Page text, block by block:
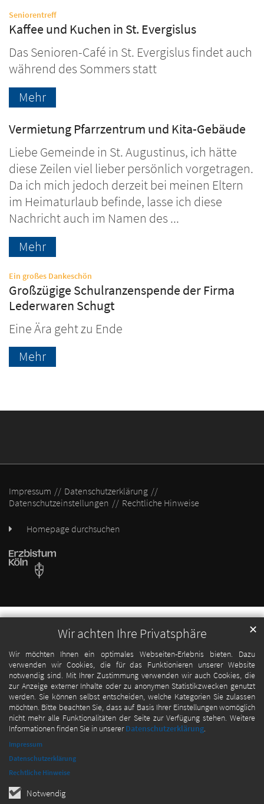
Wir achten Ihre Privatsphäre
Wir möchten Ihnen ein optimales Webseiten-Erlebnis bieten. Dazu
verwenden wir Cookies, die für das Funktionieren unserer Website
notwendig sind. Mit Ihrer Zustimmung verwenden wir auch Cookies, die
zur Anzeige externer Inhalte oder zu anonymen Statistikzwecken genutzt
werden. Sie können selbst entscheiden, welche Kategorien Sie zulassen
möchten. Bitte beachten Sie, dass auf Basis Ihrer Einstellungen womöglich
nicht mehr alle Funktionalitäten der Seite zur Verfügung stehen. Weitere
Informationen finden Sie in unsererDatenschutzerklärung.
Notwendig
✕
Impressum
Datenschutzerklärung
Rechtliche Hinweise
Seniorentreff:
Kaffee und Kuchen in St. Evergislus
Das Senioren-Café in St. Evergislus findet auch
während des Sommers statt
Mehr
Vermietung Pfarrzentrum und Kita-Gebäude
Liebe Gemeinde in St. Augustinus, ich hätte
diese Zeilen viel lieber persönlich vorgetragen.
Da ich mich jedoch derzeit bei meinen Eltern
im Heimaturlaub befinde, lasse ich diese
Nachricht auch im Namen des ...
Mehr
Ein großes Dankeschön
Großzügige Schulranzenspende der Firma
Lederwaren Schugt
Eine Ära geht zu Ende
Mehr
Impressum
Datenschutzerklärung
Datenschutzeinstellungen
Rechtliche Hinweise
Homepage durchsuchen